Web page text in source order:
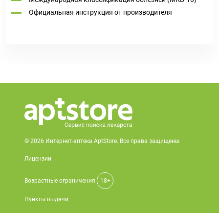
Официальная инструкция от производителя
© 2026 Интернет-аптека AptStore. Все права защищены
Лицензии
Возрастные ограничения 18+
Пункты выдачи